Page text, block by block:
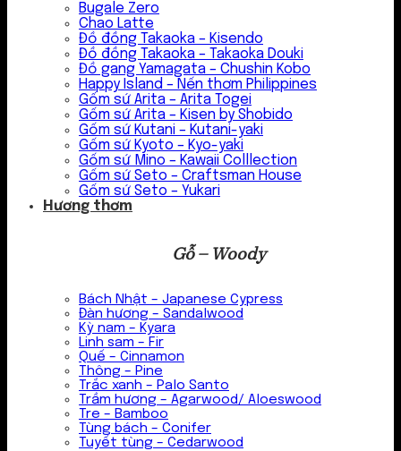
Bugale Zero
Chao Latte
Đồ đồng Takaoka – Kisendo
Đồ đồng Takaoka – Takaoka Douki
Đồ gang Yamagata – Chushin Kobo
Happy Island – Nến thơm Philippines
Gốm sứ Arita – Arita Togei
Gốm sứ Arita – Kisen by Shobido
Gốm sứ Kutani – Kutani-yaki
Gốm sứ Kyoto – Kyo-yaki
Gốm sứ Mino – Kawaii Colllection
Gốm sứ Seto – Craftsman House
Gốm sứ Seto – Yukari
Hương thơm
Gỗ – Woody
Bách Nhật – Japanese Cypress
Đàn hương – Sandalwood
Kỳ nam – Kyara
Linh sam – Fir
Quế – Cinnamon
Thông – Pine
Trắc xanh – Palo Santo
Trầm hương – Agarwood/ Aloeswood
Tre – Bamboo
Tùng bách – Conifer
Tuyết tùng – Cedarwood